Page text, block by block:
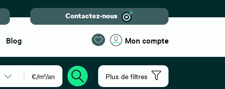
Contactez-nous
Blog Mon compte
€/m²/an Plus de filtres